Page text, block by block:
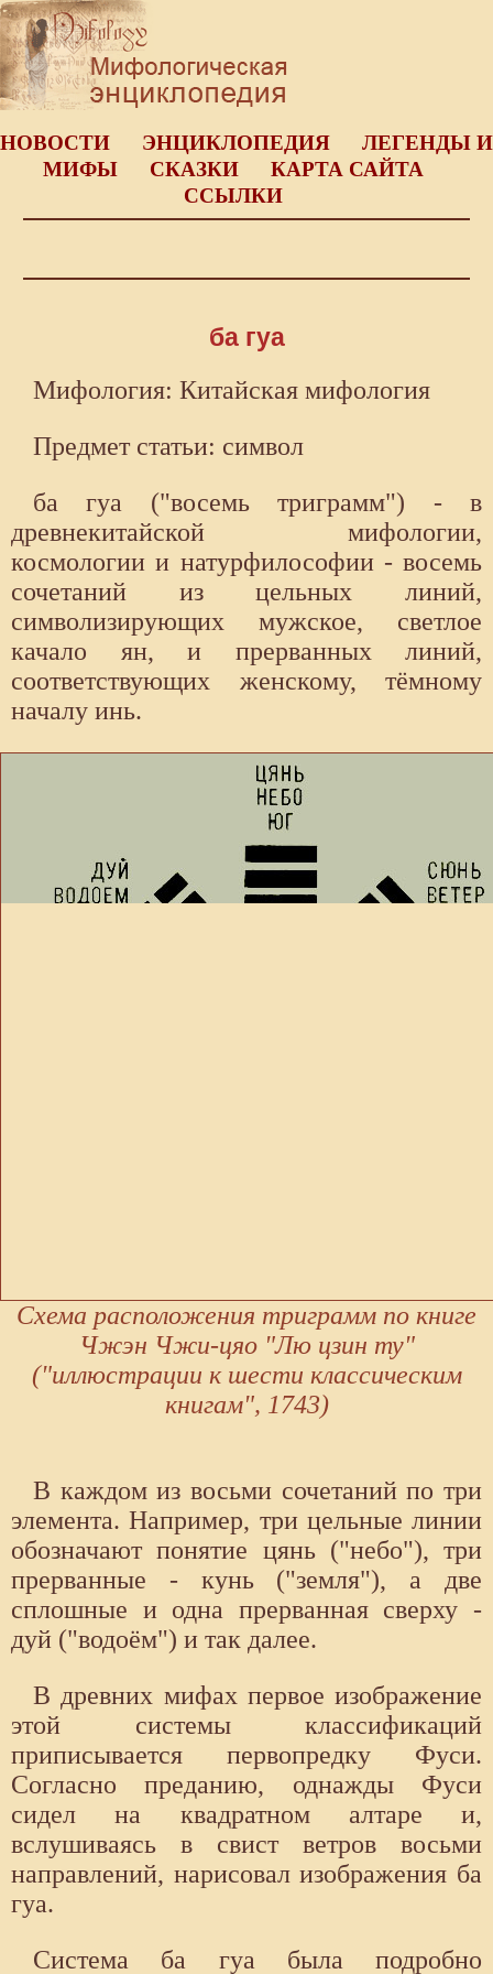
НОВОСТИ ЭНЦИКЛОПЕДИЯ
ЛЕГЕНДЫ И
МИФЫ
СКАЗКИ
КАРТА САЙТА
ССЫЛКИ
ба гуа
Мифология: Китайская мифология
Предмет статьи: символ
ба гуа ("восемь триграмм") - в
древнекитайской мифологии,
космологии и натурфилософии - восемь
сочетаний из цельных линий,
символизирующих мужское, светлое
качало ян, и прерванных линий,
соответствующих женскому, тёмному
началу инь.
Схема расположения триграмм по книге
Чжэн Чжи-цяо "Лю цзин ту"
("иллюстрации к шести классическим
книгам", 1743)
В каждом из восьми сочетаний по три
элемента. Например, три цельные линии
обозначают понятие цянь ("небо"), три
прерванные - кунь ("земля"), а две
сплошные и одна прерванная сверху -
дуй ("водоём") и так далее.
В древних мифах первое изображение
этой системы классификаций
приписывается первопредку Фуси.
Согласно преданию, однажды Фуси
сидел на квадратном алтаре и,
вслушиваясь в свист ветров восьми
направлений, нарисовал изображения ба
гуа.
Система ба гуа была подробно